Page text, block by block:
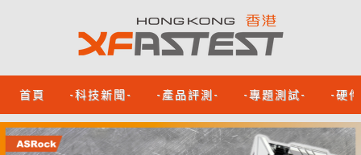
首頁 -科技新聞- -產品評測- -專題測試- -硬